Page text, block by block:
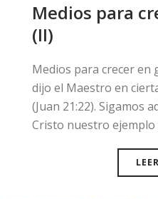
Medios para
(II)
​Medios para crecer en
dijo el Maestro en
(Juan 21:22). Sigamos
Cristo nuestro ejemplo